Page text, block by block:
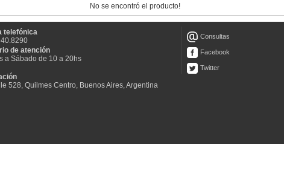
No se encontró el producto!
telefónica
de atención
a Sábado de 10 a 20hs
528, Quilmes Centro, Buenos Aires, Argentina
Consultas
Facebook
Twitter